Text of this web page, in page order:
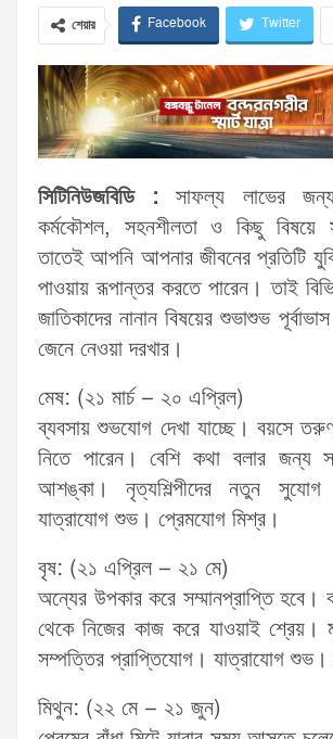
শেয়ার Facebook Twitter
সিটিনিউজবিডি : সাফল্য লাভের
কর্মকৌশল, সহনশীলতা ও কিছু
তাতেই আপনি আপনার জীবনের প্রতিটি
পাওয়ায় রূপান্তর করতে পারেন। তাই
জাতিকাদের নানান বিষয়ের শুভাশুভ
জেনে নেওয়া দরখার।
মেষ: (২১ মার্চ – ২০ এপ্রিল)
ব্যবসায় শুভযোগ দেখা যাচ্ছে। বয়সে
নিতে পারেন। বেশি কথা বলার জন্য
আশঙ্কা। নৃত্যশিল্পীদের নতুন
যাত্রাযোগ শুভ। প্রেমযোগ মিশ্র।
বৃষ: (২১ এপ্রিল – ২১ মে)
অন্যের উপকার করে সম্মানপ্রাপ্তি হবে।
থেকে নিজের কাজ করে যাওয়াই শ্রেয়।
সম্পত্তির প্রাপ্তিযোগ। যাত্রাযোগ
মিথুন: (২২ মে – ২১ জুন)